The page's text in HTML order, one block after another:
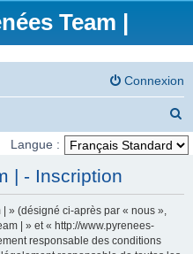
Team |
Connexion
e
h
Langue :
| - Inscription
» (désigné ci-après par « nous »,
| » et « http://www.pyrenees-
responsable des conditions